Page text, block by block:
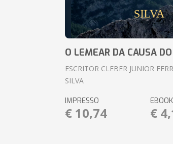
O LEMEAR DA CAUSA
ESCRITOR CLEBER JUNIOR
SILVA
IMPRESSO
€ 10,74
EBOOK
€